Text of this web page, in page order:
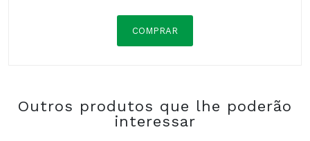
COMPRAR
COMPRAR
Outros produtos que lhe poderão
interessar